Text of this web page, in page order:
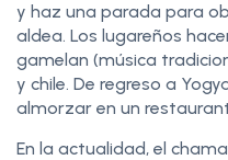
y haz una parada para
aldea. Los lugareños
gamelan (música
y chile. De regreso a
almorzar en un
En la actualidad, el